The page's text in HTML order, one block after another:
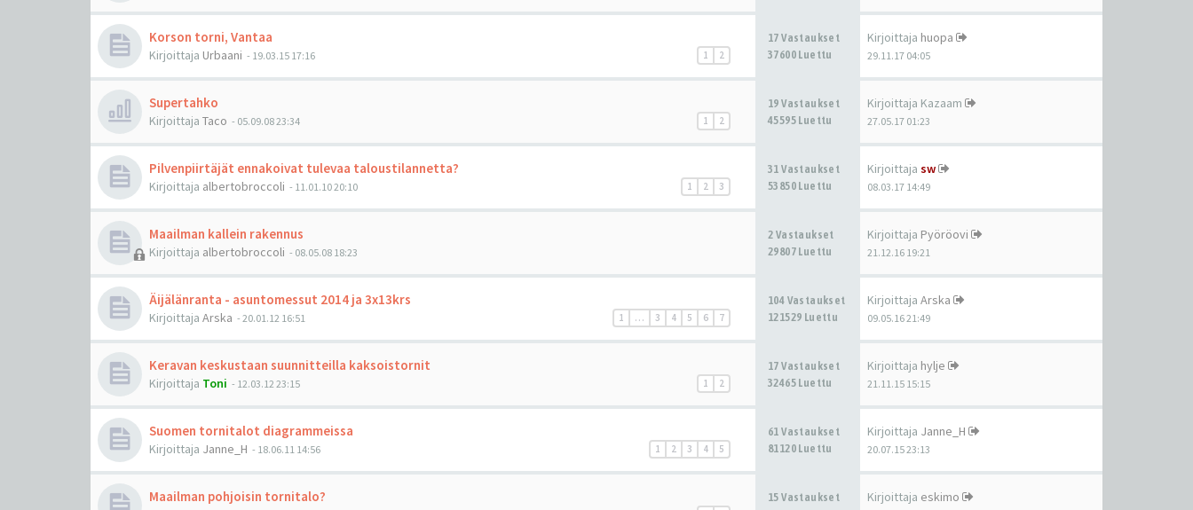
Korson torni, Vantaa
1 2
Kirjoittaja Urbaani - 19.03.15 17:16
17 Vastaukset
37600 Luettu
Kirjoittaja huopa
29.11.17 04:05
Supertahko
1 2
Kirjoittaja Taco - 05.09.08 23:34
19 Vastaukset
45595 Luettu
Kirjoittaja Kazaam
27.05.17 01:23
Pilvenpiirtäjät ennakoivat tulevaa taloustilannetta?
1 2 3
Kirjoittaja albertobroccoli - 11.01.10 20:10
31 Vastaukset
53850 Luettu
Kirjoittaja sw
08.03.17 14:49
Maailman kallein rakennus
Kirjoittaja albertobroccoli - 08.05.08 18:23
2 Vastaukset
29807 Luettu
Kirjoittaja Pyöröovi
21.12.16 19:21
Äijälänranta - asuntomessut 2014 ja 3x13krs
1 … 3 4 5 6 7
Kirjoittaja Arska - 20.01.12 16:51
104 Vastaukset
121529 Luettu
Kirjoittaja Arska
09.05.16 21:49
Keravan keskustaan suunnitteilla kaksoistornit
1 2
Kirjoittaja Toni - 12.03.12 23:15
17 Vastaukset
32465 Luettu
Kirjoittaja hylje
21.11.15 15:15
Suomen tornitalot diagrammeissa
1 2 3 4 5
Kirjoittaja Janne_H - 18.06.11 14:56
61 Vastaukset
81120 Luettu
Kirjoittaja Janne_H
20.07.15 23:13
Maailman pohjoisin tornitalo?
15 Vastaukset
Kirjoittaja eskimo